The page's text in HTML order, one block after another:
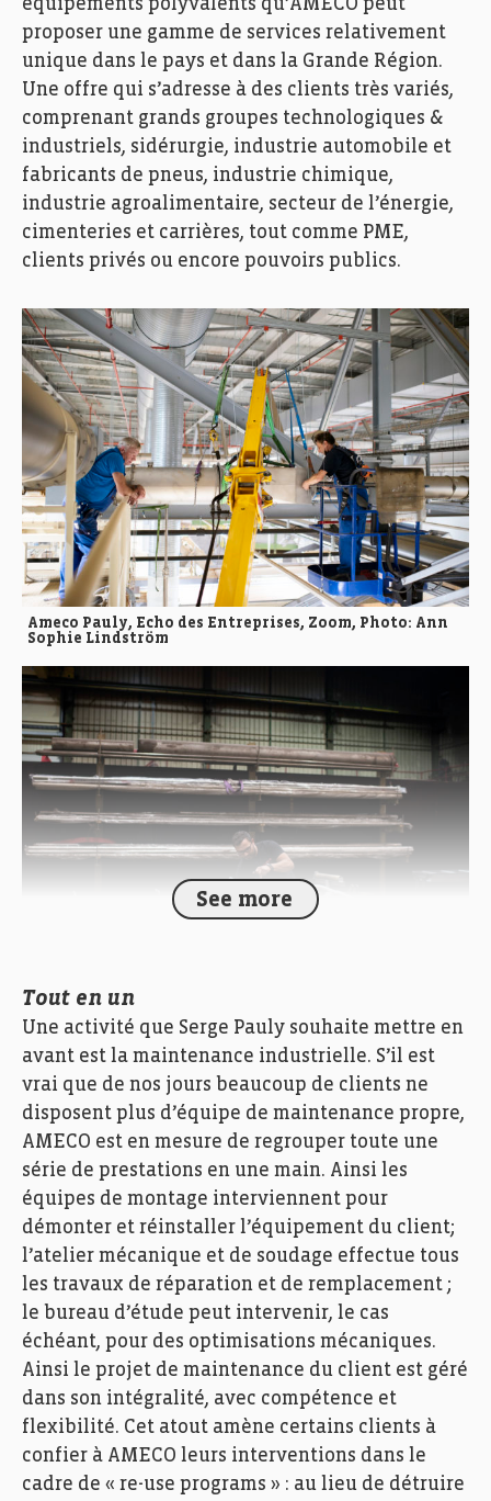
équipements polyvalents qu’AMECO peut
proposer une gamme de services relativement
unique dans le pays et dans la Grande Région.
Une offre qui s’adresse à des clients très variés,
comprenant grands groupes technologiques &
industriels, sidérurgie, industrie automobile et
fabricants de pneus, industrie chimique,
industrie agroalimentaire, secteur de l’énergie,
cimenteries et carrières, tout comme PME,
clients privés ou encore pouvoirs publics.
Ameco Pauly, Echo des Entreprises, Zoom, Photo: Ann
Sophie Lindström
Sophie Lindström
Ameco Pauly, Echo des Entreprises, Zoom, Photo: Ann
Sophie Lindström
See more
Tout en un
Une activité que Serge Pauly souhaite mettre en
avant est la maintenance industrielle. S’il est
vrai que de nos jours beaucoup de clients ne
disposent plus d’équipe de maintenance propre,
AMECO est en mesure de regrouper toute une
série de prestations en une main. Ainsi les
équipes de montage interviennent pour
démonter et réinstaller l’équipement du client;
l’atelier mécanique et de soudage effectue tous
les travaux de réparation et de remplacement ;
le bureau d’étude peut intervenir, le cas
échéant, pour des optimisations mécaniques.
Ainsi le projet de maintenance du client est géré
dans son intégralité, avec compétence et
flexibilité. Cet atout amène certains clients à
confier à AMECO leurs interventions dans le
cadre de « re-use programs » : au lieu de détruire